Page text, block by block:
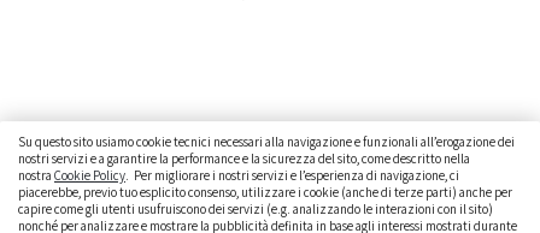
Su questo sito usiamo cookie tecnici necessari alla navigazione e funzionali all’erogazione dei
nostri servizi e a garantire la performance e la sicurezza del sito, come descritto nella
nostra Cookie Policy. Per migliorare i nostri servizi e l’esperienza di navigazione, ci
piacerebbe, previo tuo esplicito consenso, utilizzare i cookie (anche di terze parti) anche per
capire come gli utenti usufruiscono dei servizi (e.g. analizzando le interazioni con il sito)
nonché per analizzare e mostrare la pubblicità definita in base agli interessi mostrati durante
CAMBIARE AUTO
GUIDA ALL’ACQUISTO
GUIDE PRATICHE
CURIOSITÀ DATI ALLA MANO